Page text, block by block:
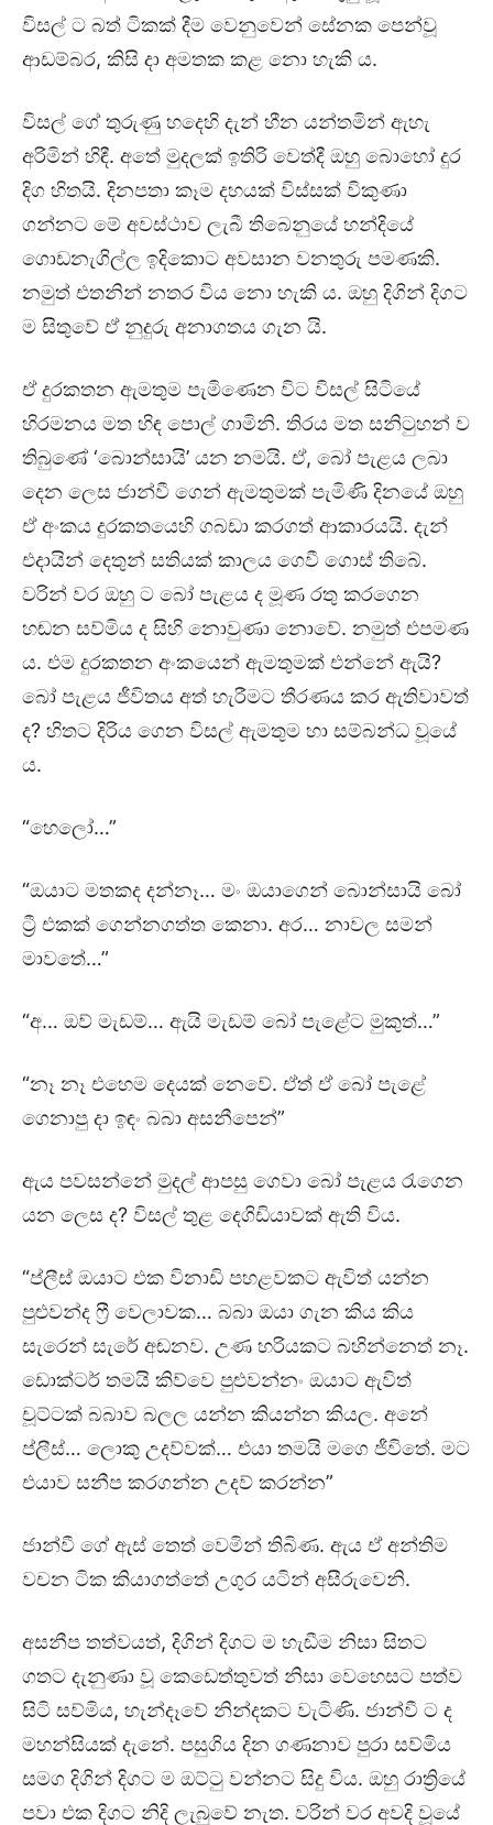
විසල් ට බත් ටිකක් දීම වෙනුවෙන් සේනක පෙන්වූ
ආඩම්බර, කිසි දා අමතක කළ නො හැකි ය.
විසල් ගේ තුරුණු හදෙහි දැන් හීන යන්තමින් ඇහැ
අරිමින් හිඳී. අතේ මුදලක් ඉතිරි වෙත්දී ඔහු බොහෝ දුර
දිග හිතයි. දිනපතා කෑම දහයක් විස්සක් විකුණා
ගන්නට මේ අවස්ථාව ලැබී තිබෙනුයේ හන්දියේ
ගොඩනැගිල්ල ඉදිකොට අවසාන වනතුරු පමණකි.
නමුත් එතනින් නතර විය නො හැකි ය. ඔහු දිගින් දිගට
ම සිතුවේ ඒ නුදුරු අනාගතය ගැන යි.
ඒ දුරකතන ඇමතුම පැමිණෙන විට විසල් සිටියේ
හිරමනය මත හිඳ පොල් ගාමිනි. තිරය මත සනිටුහන් ව
තිබුණේ ‘බොන්සායි’ යන නමයි. ඒ, බෝ පැළය ලබා
දෙන ලෙස ජාන්වී ගෙන් ඇමතුමක් පැමිණි දිනයේ ඔහු
ඒ අංකය දුරකතයෙහි ගබඩා කරගත් ආකාරයයි. දැන්
එදායින් දෙතුන් සතියක් කාලය ගෙවී ගොස් තිබේ.
වරින් වර ඔහු ට බෝ පැළය ද මූණ රතු කරගෙන
හඬන සව්මිය ද සිහි නොවුණා නොවේ. නමුත් එපමණ
ය. එම දුරකතන අංකයෙන් ඇමතුමක් එන්නේ ඇයි?
බෝ පැළය ජීවිතය අත් හැරීමට තීරණය කර ඇතිවාවත්
ද? හිතට දිරිය ගෙන විසල් ඇමතුම හා සම්බන්ධ වූයේ
ය.
“හෙලෝ…”
“ඔයාට මතකද දන්නෑ… මං ඔයාගෙන් බොන්සායි බෝ
ට්‍රී එකක් ගෙන්නගත්ත කෙනා. අර… නාවල සමන්
මාවතේ…”
“අ… ඔව් මැඩම්… ඇයි මැඩම් බෝ පැළේට මුකුත්…”
“නෑ නෑ එහෙම දෙයක් නෙවේ. ඒත් ඒ බෝ පැළේ
ගෙනාපු දා ඉඳං බබා අසනීපෙන්”
ඇය පවසන්නේ මුදල් ආපසු ගෙවා බෝ පැළය රැගෙන
යන ලෙස ද? විසල් තුළ දෙගිඩියාවක් ඇති විය.
“ප්ලීස් ඔයාට එක විනාඩි පහළවකට ඇවිත් යන්න
පුළුවන්ද ෆ්‍රී වෙලාවක… බබා ඔයා ගැන කිය කිය
සැරෙන් සැරේ අඬනව. උණ හරියකට බහින්නෙත් නෑ.
ඩොක්ටර් තමයි කිව්වෙ පුළුවන්නං ඔයාට ඇවිත්
චූට්ටක් බබාව බලල යන්න කියන්න කියල. අනේ
ප්ලීස්… ලොකු උදව්වක්… එයා තමයි මගෙ ජීවිතේ. මට
එයාව සනීප කරගන්න උදව් කරන්න”
ජාන්වී ගේ ඇස් තෙත් වෙමින් තිබිණ. ඇය ඒ අන්තිම
වචන ටික කියාගත්තේ උගුර යටින් අසීරුවෙනි.
අසනීප තත්වයත්, දිගින් දිගට ම හැඬීම නිසා සිතට
ගතට දැනුණා වූ කෙඩෙත්තුවත් නිසා වෙහෙසට පත්ව
සිටි සව්මිය, හැන්දෑවේ නින්දකට වැටිණි. ජාන්වී ට ද
මහන්සියක් දැනේ. පසුගිය දින ගණනාව පුරා සව්මිය
සමග දිගින් දිගට ම ඔට්ටු වන්නට සිදු විය. ඔහු රාත්‍රියේ
පවා එක දිගට නිදි ලැබුවේ නැත. වරින් වර අවදි වූයේ